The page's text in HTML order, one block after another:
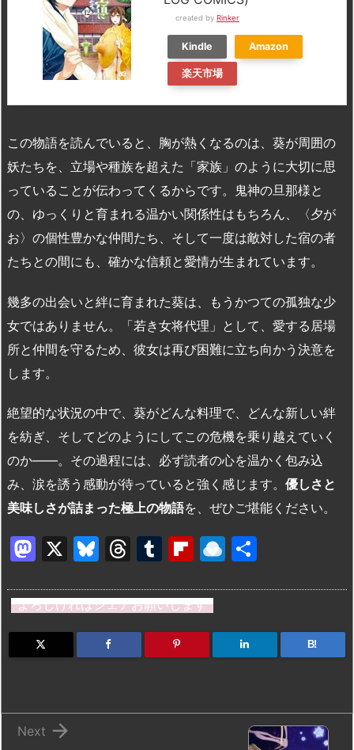
created by Rinker
Kindle Amazon
楽天市場
この物語を読んでいると、胸が熱くなるのは、葵が周囲の
妖たちを、立場や種族を超えた「家族」のように大切に思
っていることが伝わってくるからです。鬼神の旦那様と
の、ゆっくりと育まれる温かい関係性はもちろん、〈夕が
お〉の個性豊かな仲間たち、そして一度は敵対した宿の者
たちとの間にも、確かな信頼と愛情が生まれています。
幾多の出会いと絆に育まれた葵は、もうかつての孤独な少
女ではありません。「若き女将代理」として、愛する居場
所と仲間を守るため、彼女は再び困難に立ち向かう決意を
します。
絶望的な状況の中で、葵がどんな料理で、どんな新しい絆
を紡ぎ、そしてどのようにしてこの危機を乗り越えていく
のか――。その過程には、必ず読者の心を温かく包み込
み、涙を誘う感動が待っていると強く感じます。 優しさと
美味しさが詰まった極上の物語を、ぜひご堪能ください。
M
st
o
d
X
Bl
e
s
k
T
e
a
d
T
m
bl
r
Fl
b
o
ar
R
n
dr
o
よろしければシェアお願いします
B!

Next